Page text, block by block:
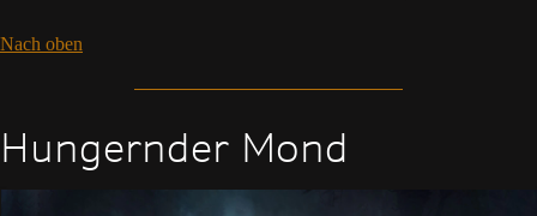
Nach oben
Hungernder Mond